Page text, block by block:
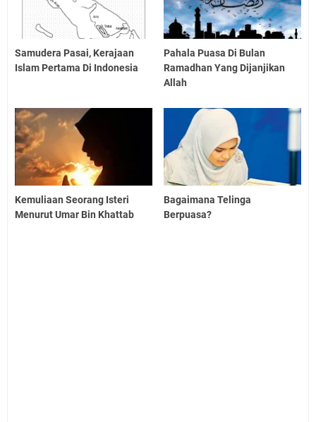
Samudera Pasai, Kerajaan
Islam Pertama Di Indonesia
Pahala Puasa Di Bulan
Ramadhan Yang Dijanjikan
Allah
Kemuliaan Seorang Isteri
Menurut Umar Bin Khattab
Bagaimana Telinga
Berpuasa?